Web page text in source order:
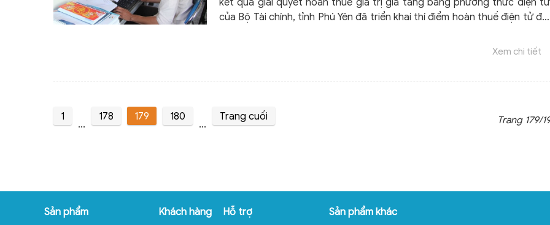
kết quả giải quyết hoàn thuế giá trị gia tăng bằng phương thức điện tử
của Bộ Tài chính, tỉnh Phú Yên đã triển khai thí điểm hoàn thuế điện tử đối
Xem chi tiết
1
...
178 179 180
...
Trang cuối Trang 179/
Sản phẩm
Khách hàng
Hỗ trợ
Sản phẩm khác